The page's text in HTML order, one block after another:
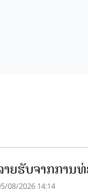
າຍຮັບຈາກການ
08/2026 14:14